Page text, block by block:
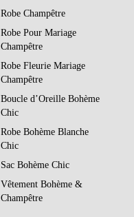
Robe Champêtre
Robe Pour Mariage
Champêtre
Robe Fleurie Mariage
Champêtre
Boucle d’Oreille Bohème
Chic
Robe Bohème Blanche
Chic
Sac Bohème Chic
Vêtement Bohème &
Champêtre